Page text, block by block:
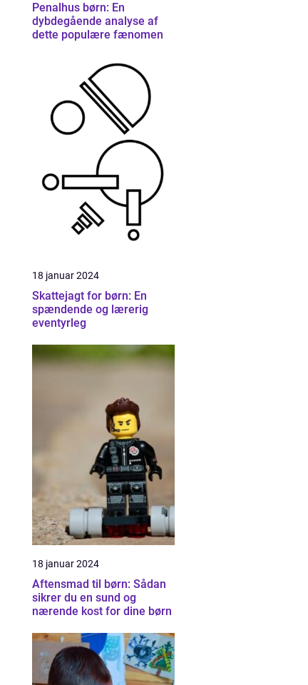
Penalhus børn: En
dybdegående analyse af
dette populære fænomen
18 januar 2024
Skattejagt for børn: En
spændende og lærerig
eventyrleg
18 januar 2024
Aftensmad til børn: Sådan
sikrer du en sund og
nærende kost for dine børn